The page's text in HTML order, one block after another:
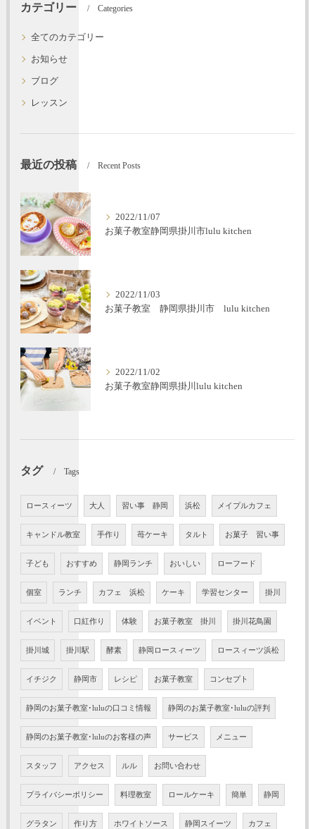
カテゴリー Categories
全てのカテゴリー
お知らせ
ブログ
レッスン
最近の投稿 Recent Posts
2022/11/07
お菓子教室静岡県掛川市lulu kitchen
2022/11/03
お菓子教室 静岡県掛川市 lulu kitchen
2022/11/02
お菓子教室静岡県掛川lulu kitchen
タグ Tags
ロースィーツ 大人 習い事 静岡 浜松 メイプルカフェ
キャンドル教室 手作り 苺ケーキ タルト お菓子 習い事
子ども おすすめ 静岡ランチ おいしい ローフード
個室 ランチ カフェ 浜松 ケーキ 学習センター 掛川
イベント 口紅作り 体験 お菓子教室 掛川 掛川花鳥園
掛川城 掛川駅 酵素 静岡ロースィーツ ロースィーツ浜松
イチジク 静岡市 レシピ お菓子教室 コンセプト
静岡のお菓子教室･luluの口コミ情報 静岡のお菓子教室･luluの評判
静岡のお菓子教室･luluのお客様の声 サービス メニュー
スタッフ アクセス ルル お問い合わせ
プライバシーポリシー 料理教室 ロールケーキ 簡単 静岡
グラタン 作り方 ホワイトソース 静岡スイーツ カフェ